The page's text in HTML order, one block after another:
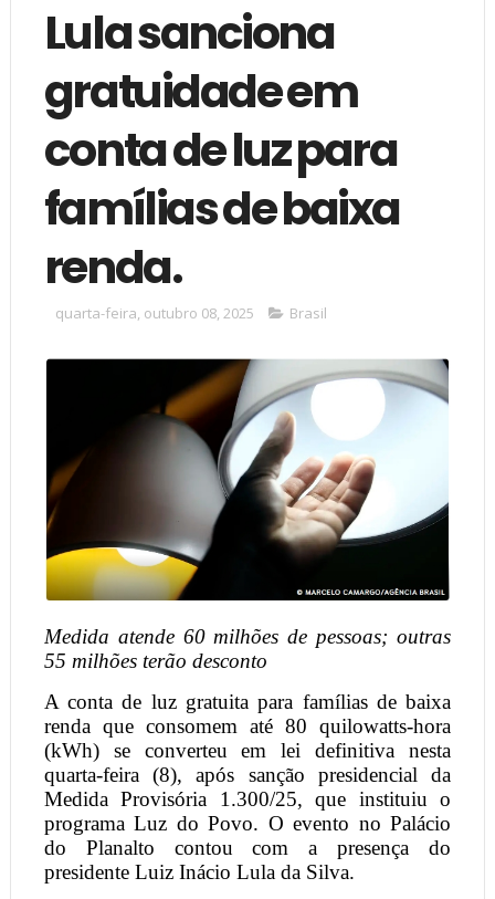
Lula sanciona
gratuidade em
conta de luz para
famílias de baixa
renda.
quarta-feira, outubro 08, 2025 Brasil
Medida atende 60 milhões de pessoas; outras
55 milhões terão desconto
A conta de luz gratuita para famílias de baixa
renda que consomem até 80 quilowatts-hora
(kWh) se converteu em lei definitiva nesta
quarta-feira (8), após sanção presidencial da
Medida Provisória 1.300/25, que instituiu o
programa Luz do Povo. O evento no Palácio
do Planalto contou com a presença do
presidente Luiz Inácio Lula da Silva.